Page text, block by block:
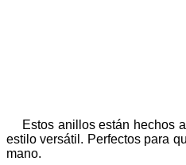
Estos anillos están hechos
estilo versátil. Perfectos para
mano.